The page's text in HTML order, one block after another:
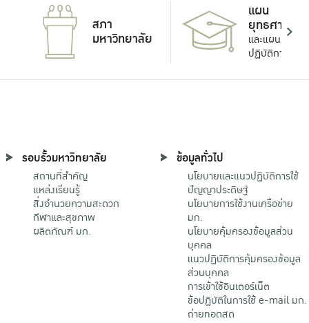
สภา
มหาวิทยาลัย
แผน
ยุทธศาสตร์
และแผน
ปฏิบัติการ
รอบรั้วมหาวิทยาลัย
สถานที่สำคัญ
แหล่งเรียนรู้
สิ่งอำนวยความสะดวก
กีฬาและสุขภาพ
ผลิตภัณฑ์ มก.
ข้อมูลทั่วไป
นโยบายและแนวปฏิบัติการใช้
ปัญญาประดิษฐ์
นโยบายการใช้งานเครือข่าย
มก.
นโยบายคุ้มครองข้อมูลส่วน
บุคคล
แนวปฏิบัติการคุ้มครองข้อมูล
ส่วนบุคคล
การเข้าใช้อินเตอร์เน็ต
ข้อปฏิบัติในการใช้ e-mail มก.
ถ่ายทอดสด